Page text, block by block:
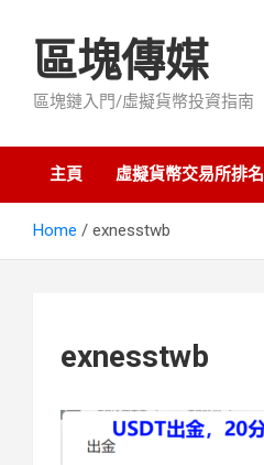
content區塊傳媒
區塊鏈入門/虛擬貨幣投資指南
主頁 虛擬貨幣交易所排名
Home exnesstwb
exnesstwb